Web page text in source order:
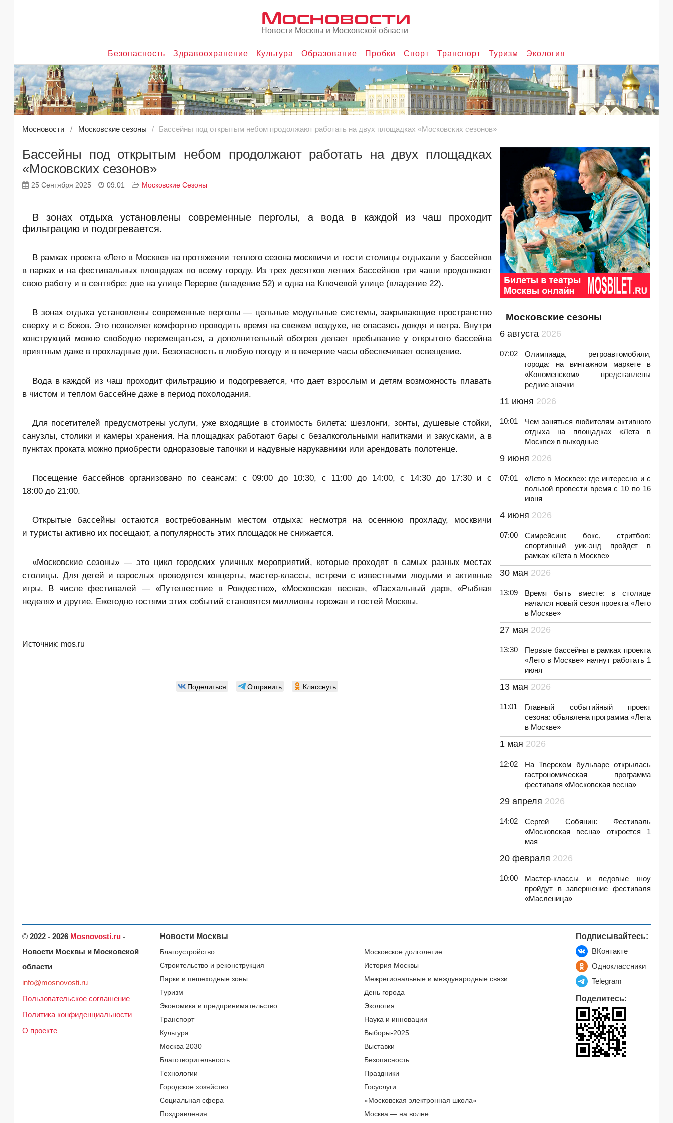
Мосновости
Новости Москвы и Московской области
Безопасность Здравоохранение Культура Образование Пробки Спорт Транспорт Туризм Экология
Мосновости Московские сезоны Бассейны под открытым небом продолжают работать на двух площадках «Московских сезонов»
Бассейны под открытым небом продолжают работать на двух площадках
«Московских сезонов»
25 Сентября 2025 09:01 Московские Сезоны
В зонах отдыха установлены современные перголы, а вода в каждой из чаш проходит
фильтрацию и подогревается.
В рамках проекта «Лето в Москве» на протяжении теплого сезона москвичи и гости столицы отдыхали у бассейнов
в парках и на фестивальных площадках по всему городу. Из трех десятков летних бассейнов три чаши продолжают
свою работу и в сентябре: две на улице Перерве (владение 52) и одна на Ключевой улице (владение 22).
В зонах отдыха установлены современные перголы — цельные модульные системы, закрывающие пространство
сверху и с боков. Это позволяет комфортно проводить время на свежем воздухе, не опасаясь дождя и ветра. Внутри
конструкций можно свободно перемещаться, а дополнительный обогрев делает пребывание у открытого бассейна
приятным даже в прохладные дни. Безопасность в любую погоду и в вечерние часы обеспечивает освещение.
Вода в каждой из чаш проходит фильтрацию и подогревается, что дает взрослым и детям возможность плавать
в чистом и теплом бассейне даже в период похолодания.
Для посетителей предусмотрены услуги, уже входящие в стоимость билета: шезлонги, зонты, душевые стойки,
санузлы, столики и камеры хранения. На площадках работают бары с безалкогольными напитками и закусками, а в
пунктах проката можно приобрести одноразовые тапочки и надувные нарукавники или арендовать полотенце.
Посещение бассейнов организовано по сеансам: с 09:00 до 10:30, с 11:00 до 14:00, с 14:30 до 17:30 и с
18:00 до 21:00.
Открытые бассейны остаются востребованным местом отдыха: несмотря на осеннюю прохладу, москвичи
и туристы активно их посещают, а популярность этих площадок не снижается.
«Московские сезоны» — это цикл городских уличных мероприятий, которые проходят в самых разных местах
столицы. Для детей и взрослых проводятся концерты, мастер-классы, встречи с известными людьми и активные
игры. В числе фестивалей — «Путешествие в Рождество», «Московская весна», «Пасхальный дар», «Рыбная
неделя» и другие. Ежегодно гостями этих событий становятся миллионы горожан и гостей Москвы.
Источник: mos.ru
Поделиться Отправить Класснуть
Московские сезоны
6 августа 2026
07:02
Олимпиада, ретроавтомобили,
города: на винтажном маркете в
«Коломенском» представлены
редкие значки
11 июня 2026
10:01
Чем заняться любителям активного
отдыха на площадках «Лета в
Москве» в выходные
9 июня 2026
07:01
«Лето в Москве»: где интересно и с
пользой провести время с 10 по 16
июня
4 июня 2026
07:00
Симрейсинг, бокс, стритбол:
спортивный уик-энд пройдет в
рамках «Лета в Москве»
30 мая 2026
13:09
Время быть вместе: в столице
начался новый сезон проекта «Лето
в Москве»
27 мая 2026
13:30
Первые бассейны в рамках проекта
«Лето в Москве» начнут работать 1
июня
13 мая 2026
11:01
Главный событийный проект
сезона: объявлена программа «Лета
в Москве»
1 мая 2026
12:02
На Тверском бульваре открылась
гастрономическая программа
фестиваля «Московская весна»
29 апреля 2026
14:02
Сергей Собянин: Фестиваль
«Московская весна» откроется 1
мая
20 февраля 2026
10:00
Мастер-классы и ледовые шоу
пройдут в завершение фестиваля
«Масленица»
© 2022 - 2026 Mosnovosti.ru -
Новости Москвы и Московской
области
info@mosnovosti.ru
Пользовательское соглашение
Политика конфиденциальности
О проекте
Новости Москвы
Благоустройство
Строительство и реконструкция
Парки и пешеходные зоны
Туризм
Экономика и предпринимательство
Транспорт
Культура
Москва 2030
Благотворительность
Технологии
Городское хозяйство
Социальная сфера
Поздравления
Московское долголетие
История Москвы
Межрегиональные и международные связи
День города
Экология
Наука и инновации
Выборы-2025
Выставки
Безопасность
Праздники
Госуслуги
«Московская электронная школа»
Москва — на волне
Подписывайтесь:
ВКонтакте
Одноклассники
Telegram
Поделитесь: